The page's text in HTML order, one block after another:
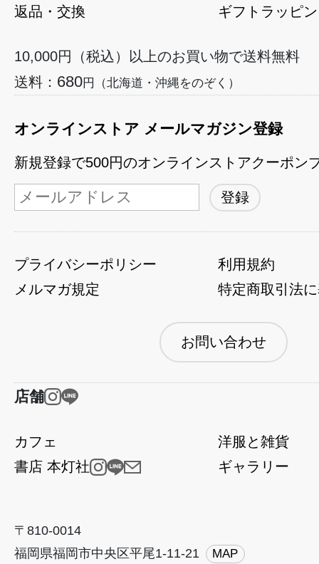
返品・交換
ギフトラッピ
10,000円（税込）以上のお買い物で送料無料
送料： 680円（北海道・沖縄をのぞく）
オンラインストア メールマガジン登録
新規登録で500円のオンラインストアクーポン
プライバシーポリシー
利用規約
メルマガ規定
特定商取引法
お問い合わせ
店舗
カフェ
洋服と雑貨
書店 本灯社
ギャラリー
〒810-0014
福岡県福岡市中央区平尾1-11-21
MAP